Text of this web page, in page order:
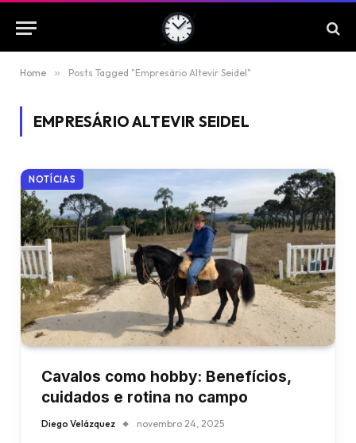
Home » Posts Tagged "Empresário Altevir Seidel"
EMPRESÁRIO ALTEVIR SEIDEL
NOTÍCIAS
Cavalos como hobby: Benefícios,
cuidados e rotina no campo
Diego Velázquez novembro 24, 2025